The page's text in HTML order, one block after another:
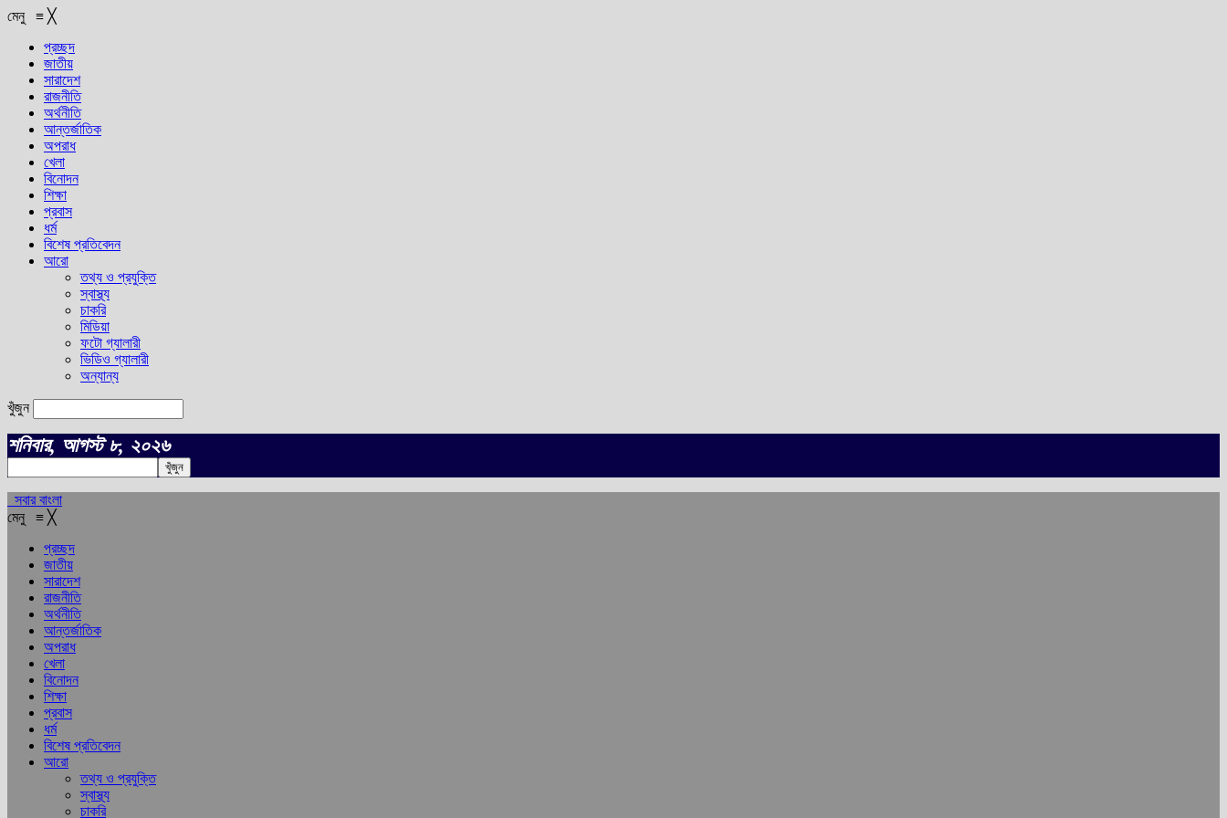
মেনু ≡ ╳
প্রচ্ছদ
জাতীয়
সারাদেশ
রাজনীতি
অর্থনীতি
আন্তর্জাতিক
অপরাধ
খেলা
বিনোদন
শিক্ষা
প্রবাস
ধর্ম
বিশেষ প্রতিবেদন
আরো
তথ্য ও প্রযুক্তি
স্বাস্থ্য
চাকরি
মিডিয়া
ফটো গ্যালারী
ভিডিও গ্যালারী
অন্যান্য
খুঁজুন
শনিবার, আগস্ট ৮, ২০২৬
সবার বাংলা
মেনু ≡ ╳
প্রচ্ছদ
জাতীয়
সারাদেশ
রাজনীতি
অর্থনীতি
আন্তর্জাতিক
অপরাধ
খেলা
বিনোদন
শিক্ষা
প্রবাস
ধর্ম
বিশেষ প্রতিবেদন
আরো
তথ্য ও প্রযুক্তি
স্বাস্থ্য
চাকরি